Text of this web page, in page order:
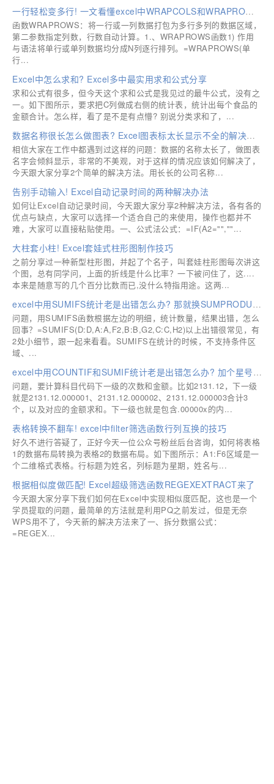
一行轻松变多行! 一文看懂excel中WRAPCOLS和WRAPROWS函数
函数WRAPROWS：将一行或一列数据打包为多行多列的数据区域，
第二参数指定列数，行数自动计算。1.、WRAPROWS函数1) 作用
与语法将单行或单列数据均分成N列逐行排列。=WRAPROWS(单
行...
Excel中怎么求和? Excel多中最实用求和公式分享
求和公式有很多，但今天这个求和公式是我见过的最牛公式，没有之
一。如下图所示，要求把C列做成右侧的统计表，统计出每个食品的
金额合计。怎么样，看了是不是有点懵? 别说分类求和了，...
数据名称很长怎么做图表? Excel图表标太长显示不全的解决办法
相信大家在工作中都遇到过这样的问题：数据的名称太长了，做图表
名字会倾斜显示，非常的不美观，对于这样的情况应该如何解决了，
今天跟大家分享2个简单的解决方法。用长长的公司名称...
告别手动输入! Excel自动记录时间的两种解决办法
如何让Excel自动记录时间，今天跟大家分享2种解决方法，各有各的
优点与缺点，大家可以选择一个适合自己的来使用，操作也都并不
难，大家可以直接粘贴使用。一、公式法公式：=IF(A2="",""...
大柱套小柱! Excel套娃式柱形图制作技巧
之前分享过一种新型柱形图，并起了个名子，叫套娃柱形图每次讲这
个图，总有同学问，上面的折线是什么比率？一下被问住了，这....
本来是随意写的几个百分比数而已,没什么特指用途。这两...
excel中用SUMIFS统计老是出错怎么办? 那就换SUMPRODUCT试一试
问题，用SUMIFS函数根据左边的明细，统计数量，结果出错，怎么
回事？=SUMIFS(D:D,A:A,F2,B:B,G2,C:C,H2)以上出错很常见，有
2处小细节，跟一起来看看。SUMIFS在统计的时候，不支持条件区
域、...
excel中用COUNTIF和SUMIF统计老是出错怎么办? 加个星号轻松解决
问题，要计算科目代码下一级的次数和金额。比如2131.12，下一级
就是2131.12.000001、2131.12.000002、2131.12.000003合计3
个，以及对应的金额求和。下一级也就是包含.00000x的内...
表格转换不翻车! excel中filter筛选函数行列互换的技巧
好久不进行答疑了，正好今天一位公众号粉丝后台咨询，如何将表格
1的数据布局转换为表格2的数据布局。如下图所示：A1:F6区域是一
个二维格式表格。行标题为姓名，列标题为星期，姓名与...
根据相似度做匹配! Excel超级筛选函数REGEXEXTRACT来了
今天跟大家分享下我们如何在Excel中实现相似度匹配，这也是一个
学员提取的问题，最简单的方法就是利用PQ之前发过，但是无奈
WPS用不了，今天新的解决方法来了一、拆分数据公式：
=REGEX...